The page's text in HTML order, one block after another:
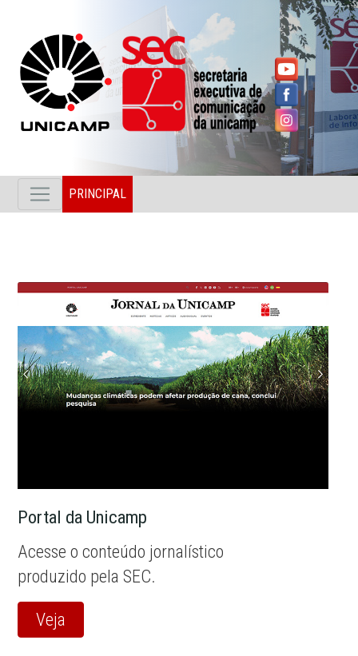
PRINCIPAL
Portal da Unicamp
Acesse o conteúdo jornalístico
produzido pela SEC.
Veja